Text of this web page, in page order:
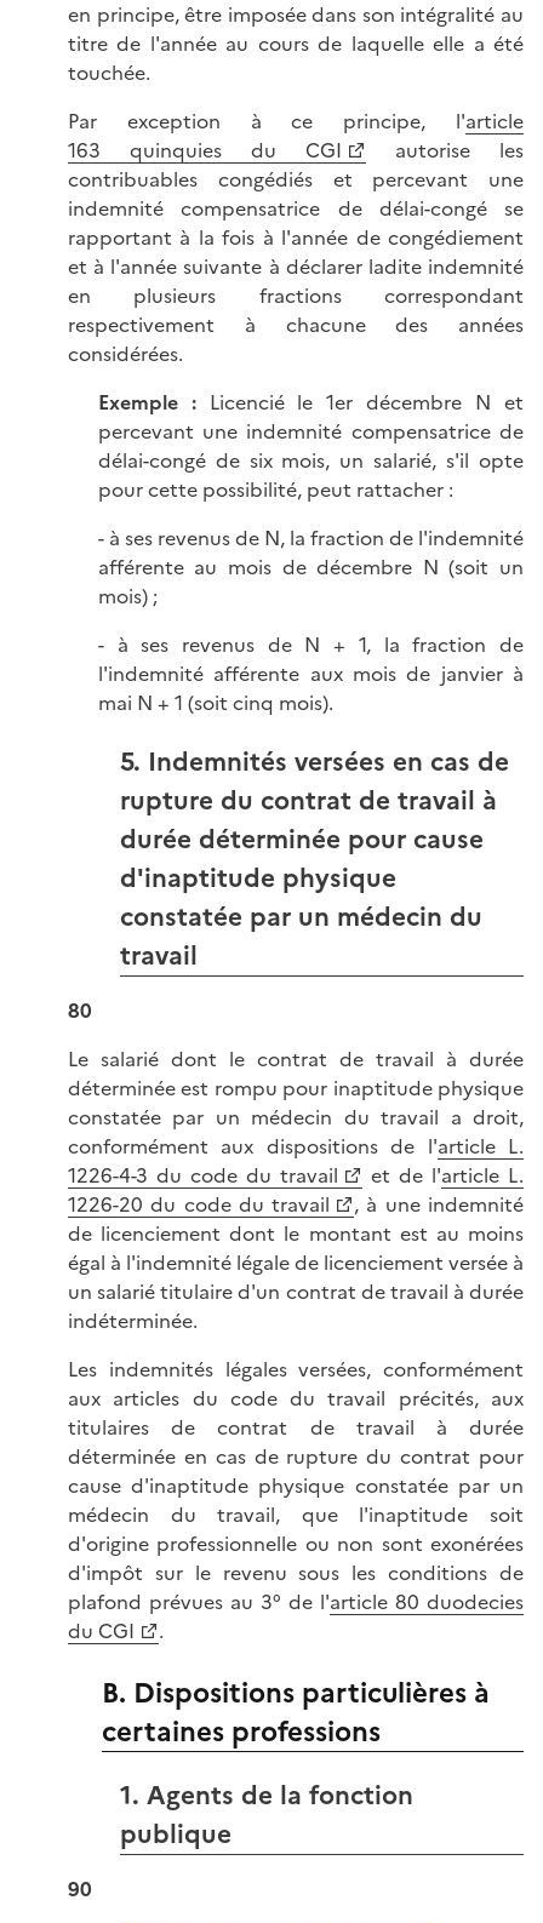
en principe, être imposée dans son intégralité au
titre de l'année au cours de laquelle elle a été
touchée.
Par exception à ce principe, l'article
163 quinquies du CGI
autorise les
contribuables congédiés et percevant une
indemnité compensatrice de délai-congé se
rapportant à la fois à l'année de congédiement
et à l'année suivante à déclarer ladite indemnité
en plusieurs fractions correspondant
respectivement à chacune des années
considérées.
Exemple : Licencié le 1er décembre N et
percevant une indemnité compensatrice de
délai-congé de six mois, un salarié, s'il opte
pour cette possibilité, peut rattacher :
- à ses revenus de N, la fraction de l'indemnité
afférente au mois de décembre N (soit un
mois) ;
- à ses revenus de N + 1, la fraction de
l'indemnité afférente aux mois de janvier à
mai N + 1 (soit cinq mois).
5. Indemnités versées en cas de
rupture du contrat de travail à
durée déterminée pour cause
d'inaptitude physique
constatée par un médecin du
travail
80
Le salarié dont le contrat de travail à durée
déterminée est rompu pour inaptitude physique
constatée par un médecin du travail a droit,
conformément aux dispositions de l'article L.
1226-4-3 du code du travail
et de l'article L.
1226-20 du code du travail
, à une indemnité
de licenciement dont le montant est au moins
égal à l'indemnité légale de licenciement versée à
un salarié titulaire d'un contrat de travail à durée
indéterminée.
Les indemnités légales versées, conformément
aux articles du code du travail précités, aux
titulaires de contrat de travail à durée
déterminée en cas de rupture du contrat pour
cause d'inaptitude physique constatée par un
médecin du travail, que l'inaptitude soit
d'origine professionnelle ou non sont exonérées
d'impôt sur le revenu sous les conditions de
plafond prévues au 3° de l'article 80 duodecies
du CGI
.
B. Dispositions particulières à
certaines professions
1. Agents de la fonction
publique
90